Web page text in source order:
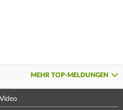
MEHR TOP-MELDUNGEN
Video